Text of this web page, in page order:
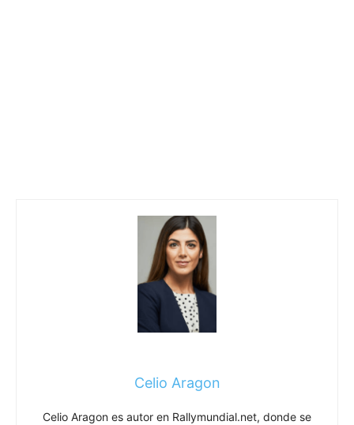
Celio Aragon
Celio Aragon es autor en Rallymundial.net, donde se